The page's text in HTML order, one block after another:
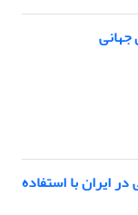
جهانی
ایران با استفاده